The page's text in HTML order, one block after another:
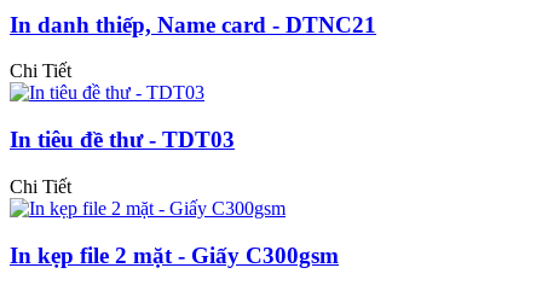
In danh thiếp, Name card - DTNC21
Chi Tiết
In tiêu đề thư - TDT03
Chi Tiết
In kẹp file 2 mặt - Giấy C300gsm